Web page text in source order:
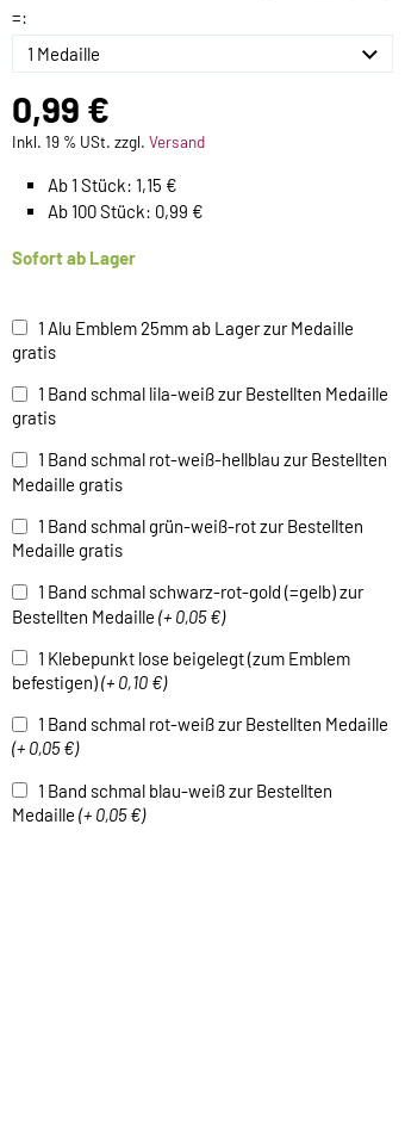
=:
0,99 €
Inkl. 19 % USt. zzgl. Versand
Ab 1 Stück: 1,15 €
Ab 100 Stück: 0,99 €
Sofort ab Lager
1 Alu Emblem 25mm ab Lager zur Medaille
gratis
1 Band schmal lila-weiß zur Bestellten Medaille
gratis
1 Band schmal rot-weiß-hellblau zur Bestellten
Medaille gratis
1 Band schmal grün-weiß-rot zur Bestellten
Medaille gratis
1 Band schmal schwarz-rot-gold (=gelb) zur
Bestellten Medaille (+ 0,05 €)
1 Klebepunkt lose beigelegt (zum Emblem
befestigen)(+ 0,10 €)
1 Band schmal rot-weiß zur Bestellten Medaille
(+ 0,05 €)
1 Band schmal blau-weiß zur Bestellten
Medaille (+ 0,05 €)